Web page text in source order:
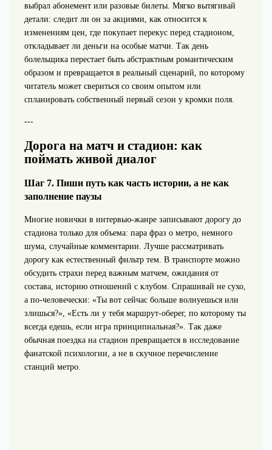
выбрал абонемент или разовые билеты. Мягко вытягивай
детали: следит ли он за акциями, как относится к
изменениям цен, где покупает перекус перед стадионом,
откладывает ли деньги на особые матчи. Так день
болельщика перестает быть абстрактным романтическим
образом и превращается в реальный сценарий, по которому
читатель может свериться со своим опытом или
спланировать собственный первый сезон у кромки поля.
---
Дорога на матч и стадион: как
поймать живой диалог
Шаг 7. Пиши путь как часть истории, а не как
заполнение паузы
Многие новички в интервью-жанре записывают дорогу до
стадиона только для объема: пара фраз о метро, немного
шума, случайные комментарии. Лучше рассматривать
дорогу как естественный фильтр тем. В транспорте можно
обсудить страхи перед важным матчем, ожидания от
состава, историю отношений с клубом. Спрашивай не сухо,
а по-человечески: «Ты вот сейчас больше волнуешься или
злишься?», «Есть ли у тебя маршрут-оберег, по которому ты
всегда едешь, если игра принципиальная?». Так даже
обычная поездка на стадион превращается в исследование
фанатской психологии, а не в скучное перечисление
станций метро.